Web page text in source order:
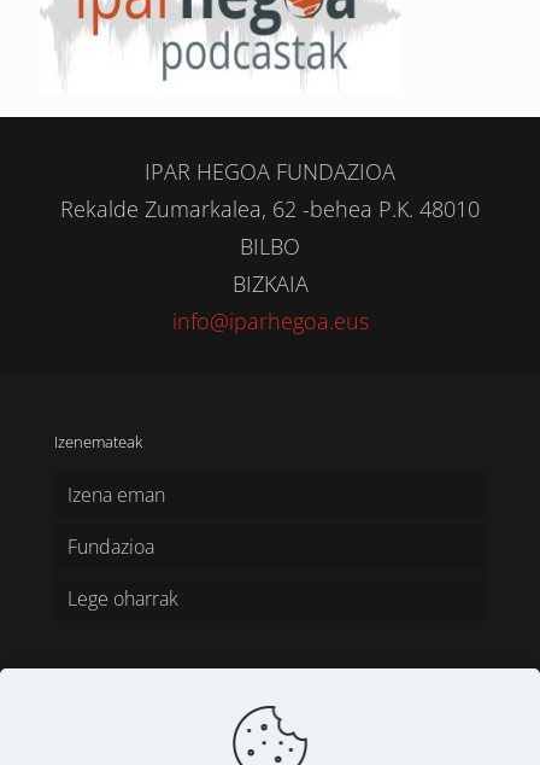
IPAR HEGOA FUNDAZIOA
Rekalde Zumarkalea, 62 -behea P.K. 48010
BILBO
BIZKAIA
info@iparhegoa.eus
Izenemateak
Izena eman
Fundazioa
Lege oharrak